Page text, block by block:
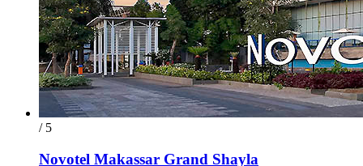
/ 5
Novotel Makassar Grand Shayla